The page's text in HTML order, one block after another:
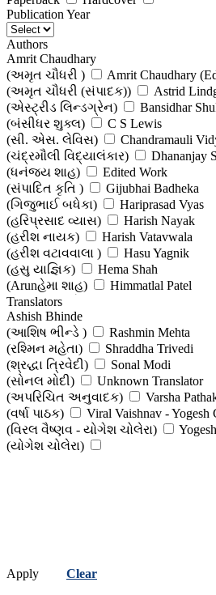
Publication Year
Authors
Amrit Chaudhary
(અમૃત ચૌધરી )
Amrit Chaudhary
(અમૃત ચૌધરી (સંપાદક))
Astrid
(એસ્ટ્રીડ લિન્ડગ્રેન)
Bansidhar
(બંસીધર શુક્લ)
C S Lewis
(સી. એસ. લેવિસ)
Chandramauli
(ચંદ્રમૌલી વિદ્યાલંકાર)
Dhananjay
(ધનંજય શાહ)
Edited Work
(સંપાદિત કૃતિ )
Gijubhai Badheka
(ગિજુભાઈ બધેકા)
Hariprasad Vyas
(હરિપ્રસાદ વ્યાસ)
Harish Nayak
(હરીશ નાયક)
Harish Vatavwala
(હરીશ વટાવવાલા )
Hasu Yagnik
(હસુ યાજ્ઞિક)
Hema Shah
(Arunહેમા શાહ)
Himmatlal Patel
(હિંમતલાલ પટેલ )
(હીરાલાલ ડી. પ્રજાપતિ)
(આઈ કે વીજળીવાળા (ડો))
Ishvar
(ઈશ્વર પરમાર )
J K Rowling
(જે. કે. રોલિંગ )
J R R Talkien
(જે. આર. આર. ટોલ્કિન)
Jaybhikhkhu
(જયભિખ્ખુ )
Jivram Joshi
(જીવરામ જોશી )
Kamlesh Kansara
(કમલેશ કંસારા )
Kanu Pedhamalikar
(કનુ પેઢામલીકર )
(નાગરદાસ ઈ. પટેલ)
Translators
Ashish Bhinde
(આશિષ ભીન્ડે )
Rashmin Mehta
(રશ્મિન મહેતા)
Shraddha Trivedi
(શ્રદ્ધા ત્રિવેદી)
Sonal Modi
(સોનલ મોદી)
Unknown Translator
(અપરિચિત અનુવાદક)
Varsha
(વર્ષા પાઠક)
Viral Vaishnav - Yogesh
(વિરલ વૈષ્ણવ - યોગેશ ચોલેરા)
(યોગેશ ચોલેરા)
Apply Clear